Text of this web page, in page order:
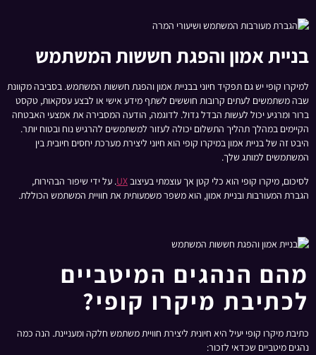
בניית אמון והפגת חששות המשתמש
למיקרו קופי יש גם תפקיד חיוני בבניית אמון והפגת חששות המשתמש. בסביבה מקוונת
שבה משתמשים לעתים קרובות חוששים לשתף מידע אישי או לבצע עסקאות, טקסט
ברור ומרגיע יכול לעשות הבדל גדול. לדוגמה, הודעה המסבירה את אמצעי האבטחה
הקיימים במהלך תהליך התשלום יכולה לעזור למשתמשים להרגיש נוח ובטוח יותר.
היבט זה של בניית אמון במיקרו קופי הוא חיוני ליצירת מערכת יחסים חיובית בין
המשתמשים למותג שלך.
לסיכום, מיקרו קופי הוא כלי קטן אך עוצמתי בעיצובUX. על ידי שיפור הבהירות,
הגברת המעורבות ובניית אמון, הוא משפר משמעותית את חוויית המשתמש הכוללת.
מהם הנהגים המיטביים
לכתיבת מיקרו קופי?
כתיבת מיקרו קופי יעיל היא חיונית ליצירת חוויית משתמש חלקה ומעניינת. הנה כמה
נהגים מיטביים שכדאי לזכור: